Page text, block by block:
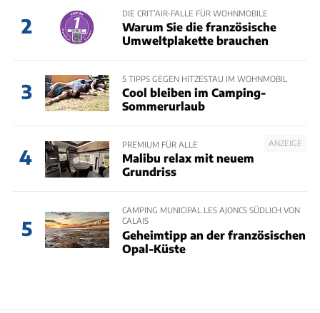
2
DIE CRIT’AIR-FALLE FÜR WOHNMOBILE
Warum Sie die französische
Umweltplakette brauchen
3
5 TIPPS GEGEN HITZESTAU IM WOHNMOBIL
Cool bleiben im Camping-
Sommerurlaub
4
ANZEIGE
PREMIUM FÜR ALLE
Malibu relax mit neuem
Grundriss
5
CAMPING MUNICIPAL LES AJONCS SÜDLICH VON
CALAIS
Geheimtipp an der französischen
Opal-Küste